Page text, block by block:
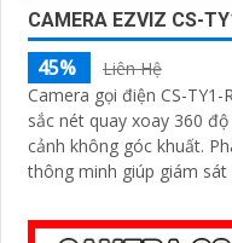
CAMERA EZVIZ CS-
45%
Liên Hệ
Camera gọi điện CS-
sắc nét quay xoay 360
cảnh không góc khuất. Phát hiện và theo dõi chuyển động
thông minh giúp giám